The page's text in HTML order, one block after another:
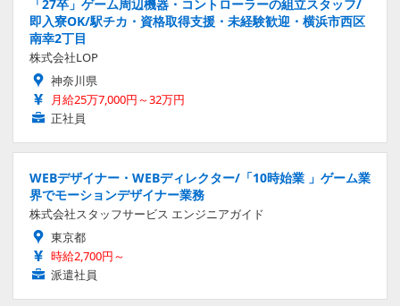
「27卒」ゲーム周辺機器・コントローラーの組立スタッフ/
即入寮OK/駅チカ・資格取得支援・未経験歓迎・横浜市西区
南幸2丁目
株式会社LOP
神奈川県
月給25万7,000円～32万円
正社員
WEBデザイナー・WEBディレクター/「10時始業 」ゲーム業
界でモーションデザイナー業務
株式会社スタッフサービス エンジニアガイド
東京都
時給2,700円～
派遣社員